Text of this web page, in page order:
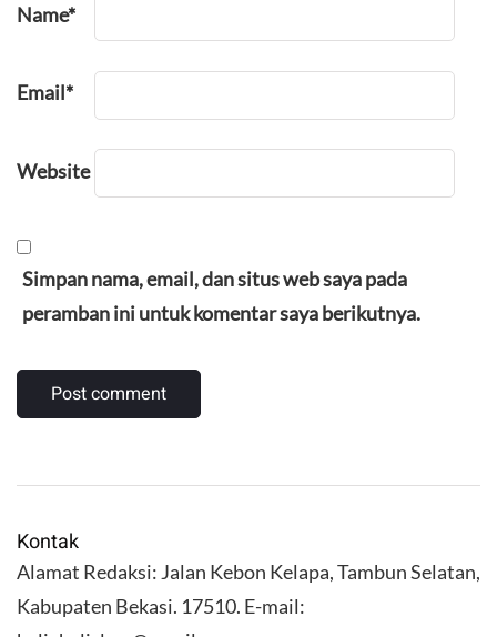
Name*
Email*
Website
Simpan nama, email, dan situs web saya pada
peramban ini untuk komentar saya berikutnya.
Kontak
Alamat Redaksi: Jalan Kebon Kelapa, Tambun Selatan,
Kabupaten Bekasi. 17510. E-mail: